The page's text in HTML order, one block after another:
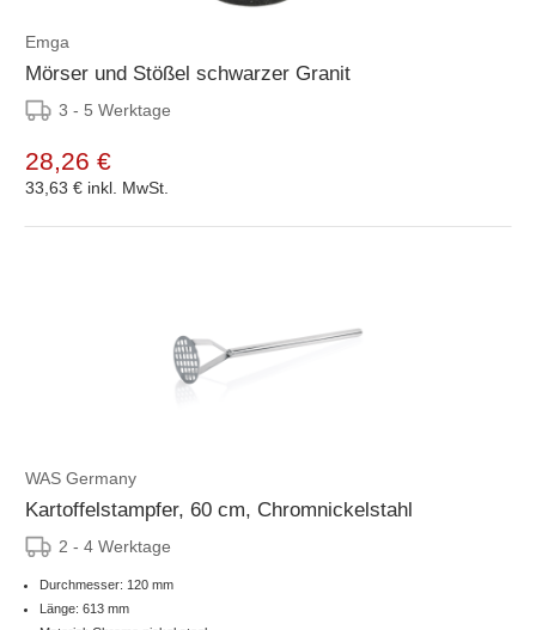
Emga
Mörser und Stößel schwarzer Granit
3 - 5 Werktage
28,26 €
33,63 € inkl. MwSt.
WAS Germany
Kartoffelstampfer, 60 cm, Chromnickelstahl
2 - 4 Werktage
Durchmesser: 120 mm
Länge: 613 mm